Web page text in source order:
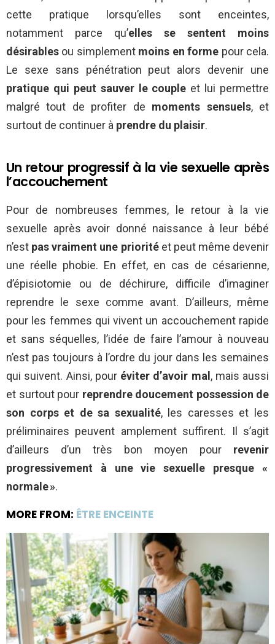
cette pratique lorsqu’elles sont enceintes,
notamment parce qu’elles se sentent moins
désirables ou simplement moins en forme pour cela.
Le sexe sans pénétration peut alors devenir une
pratique qui peut sauver le couple et lui permettre
malgré tout de profiter de moments sensuels, et
surtout de continuer à prendre du plaisir.
Un retour progressif à la vie sexuelle après
l’accouchement
Pour de nombreuses femmes, le retour à la vie
sexuelle après avoir donné naissance à leur bébé
n’est pas vraiment une prioritéet peut même devenir
une réelle phobie. En effet, en cas de césarienne,
d’épisiotomie ou de déchirure, difficile d’imaginer
reprendre le sexe comme avant. D’ailleurs, même
pour les femmes qui vivent un accouchement rapide
et sans séquelles, l’idée de faire l’amour à nouveau
n’est pas toujours à l’ordre du jour dans les semaines
qui suivent. Ainsi, pour éviter d’avoir mal , mais aussi
et surtout pour reprendre doucement possession de
son corps et de sa sexualité, les caresses et les
préliminaires peuvent amplement suffirent. Il s’agit
d’ailleurs d’un très bon moyen pour revenir
progressivement à une vie sexuelle presque «
normale ».
MORE FROM: ÊTRE ENCEINTE